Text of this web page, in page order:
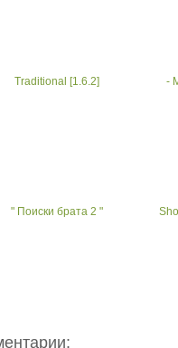
Traditional [1.6.2]
-
" Поиски брата 2 "